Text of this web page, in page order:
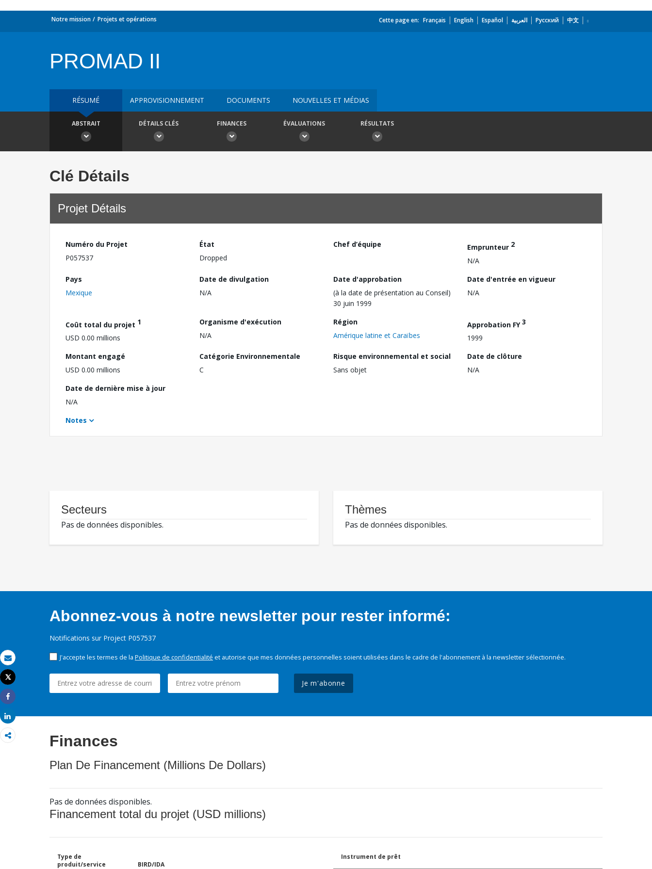
Email
Imprimer
Tweet
Share
Share
Notre mission Projets et opérations Cette page en: Français English Español العربية Русский 中文
PROMAD II
RÉSUMÉ APPROVISIONNEMENT DOCUMENTS NOUVELLES ET MÉDIAS
ABSTRAIT DÉTAILS CLÉS FINANCES ÉVALUATIONS RÉSULTATS
Clé Détails
Projet Détails
Numéro du Projet
P057537
État
Dropped
Chef d’équipe Emprunteur 2
N/A
Pays
Mexique
Date de divulgation
N/A
Date d'approbation
(à la date de présentation au Conseil)
30 juin 1999
Date d'entrée en vigueur
N/A
Coût total du projet 1
USD 0.00 millions
Organisme d'exécution
N/A
Région
Amérique latine et Caraïbes
Approbation FY3
1999
Montant engagé
USD 0.00 millions
Catégorie Environnementale
C
Risque environnemental et social
Sans objet
Date de clôture
N/A
Date de dernière mise à jour
N/A
Notes
Secteurs
Pas de données disponibles.
Thèmes
Pas de données disponibles.
Abonnez-vous à notre newsletter pour rester informé:
Notifications sur Project P057537
J'accepte les termes de la Politique de confidentialité et autorise que mes données personnelles soient utilisées dans le cadre de l'abonnement à la newsletter sélectionnée.
Je m'abonne
Finances
Plan De Financement (Millions De Dollars)
Pas de données disponibles.
Financement total du projet (USD millions)
Type de
produit/service
BIRD/IDA
Instrument de prêt